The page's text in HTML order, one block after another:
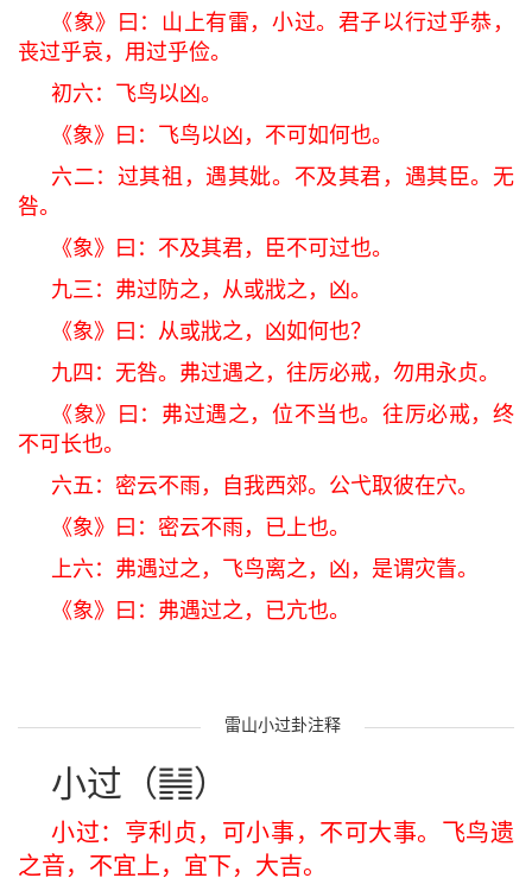
《象》曰：山上有雷，小过。君子以行过乎恭，
丧过乎哀，用过乎俭。
初六：飞鸟以凶。
《象》曰：飞鸟以凶，不可如何也。
六二：过其祖，遇其妣。不及其君，遇其臣。无
咎。
《象》曰：不及其君，臣不可过也。
九三：弗过防之，从或戕之，凶。
《象》曰：从或戕之，凶如何也？
九四：无咎。弗过遇之，往厉必戒，勿用永贞。
《象》曰：弗过遇之，位不当也。往厉必戒，终
不可长也。
六五：密云不雨，自我西郊。公弋取彼在穴。
《象》曰：密云不雨，已上也。
上六：弗遇过之，飞鸟离之，凶，是谓灾眚。
《象》曰：弗遇过之，已亢也。
雷山小过卦注释
小过（<）
小过：亨利贞，可小事，不可大事。飞鸟遗
之音，不宜上，宜下，大吉。